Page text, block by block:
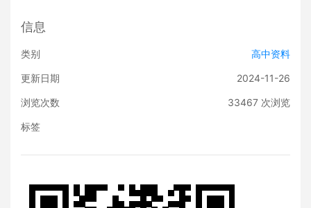
信息
类别 高中资料
更新日期 2024-11-26
浏览次数 33467次浏览
标签